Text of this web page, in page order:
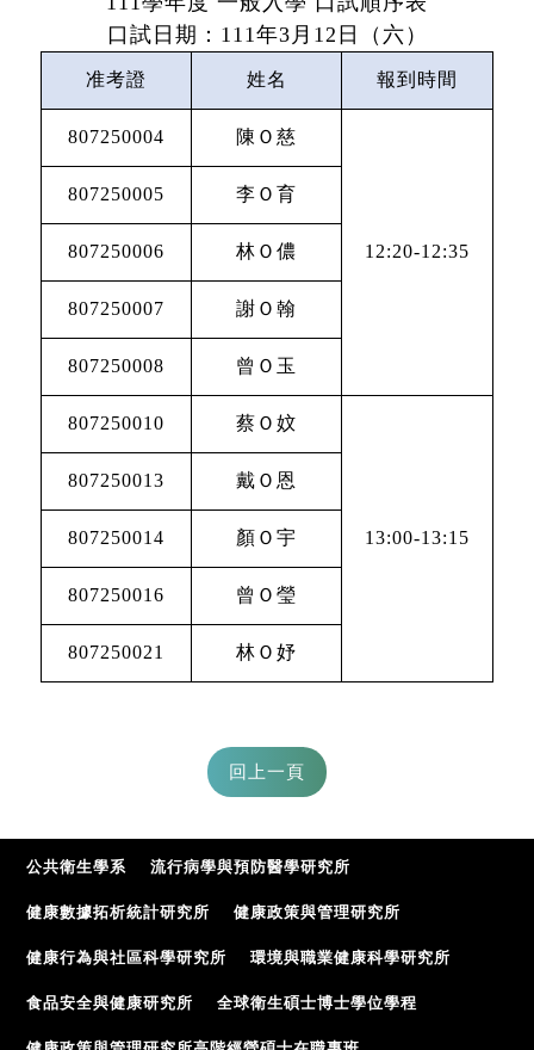
口試日期： 111 年3 月 12 日（六）
准考證 姓名 報到時間
807250004 陳Ｏ慈
12:20-12:35
807250005 李Ｏ育
807250006 林Ｏ儂
807250007 謝Ｏ翰
807250008 曾Ｏ玉
807250010 蔡Ｏ妏
13:00-13:15
807250013 戴Ｏ恩
807250014 顏Ｏ宇
807250016 曾Ｏ瑩
807250021 林Ｏ妤
公共衛生學系 流行病學與預防醫學研究所
健康數據拓析統計研究所 健康政策與管理研究所
健康行為與社區科學研究所 環境與職業健康科學研究所
食品安全與健康研究所 全球衛生碩士博士學位學程